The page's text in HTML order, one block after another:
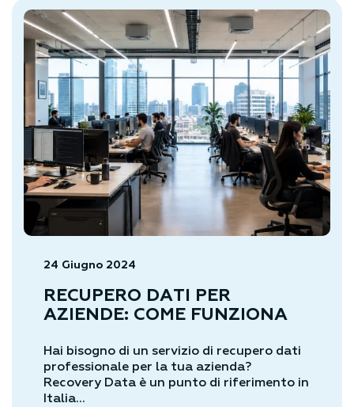
24 Giugno 2024
RECUPERO DATI PER
AZIENDE: COME FUNZIONA
Hai bisogno di un servizio di recupero dati
professionale per la tua azienda?
Recovery Data è un punto di riferimento in
Italia...